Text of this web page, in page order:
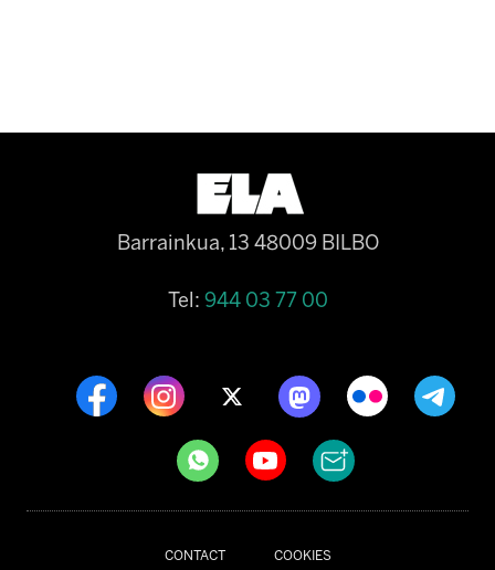
CONTACT COOKIES
Barrainkua, 13 48009 BILBO
Tel: 944 03 77 00